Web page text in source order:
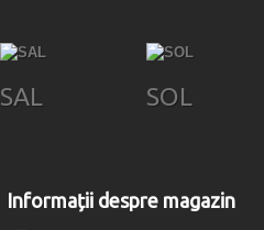
SAL SOL
Informații despre magazin